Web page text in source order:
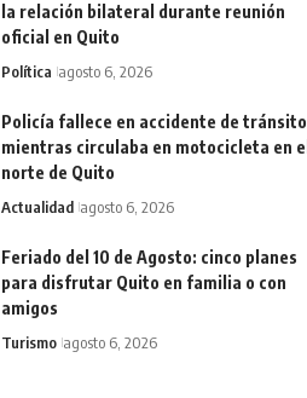
la relación bilateral durante reunión
oficial en Quito
Política agosto 6, 2026
Policía fallece en accidente de tránsito
mientras circulaba en motocicleta en el
norte de Quito
Actualidad agosto 6, 2026
Feriado del 10 de Agosto: cinco planes
para disfrutar Quito en familia o con
amigos
Turismo agosto 6, 2026